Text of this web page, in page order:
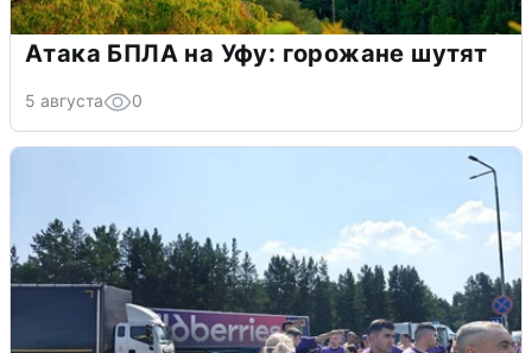
Атака БПЛА на Уфу: горожане шутят
5 августа 0